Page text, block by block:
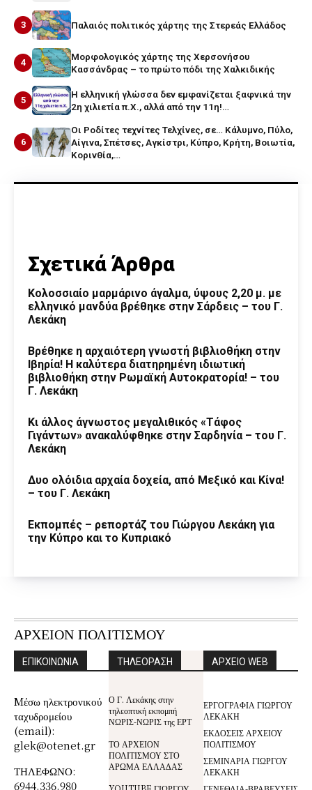
3 Παλαιός πολιτικός χάρτης της Στερεάς Ελλάδος
4
Μορφολογικός χάρτης της Χερσονήσου
Κασσάνδρας – το πρώτο πόδι της Χαλκιδικής
5
Η ελληνική γλώσσα δεν εμφανίζεται ξαφνικά την
2η χιλιετία π.Χ., αλλά από την 11η!…
6
Οι Ροδίτες τεχνίτες Τελχίνες, σε… Κάλυμνο, Πύλο,
Αίγινα, Σπέτσες, Αγκίστρι, Κύπρο, Κρήτη, Βοιωτία,
Κορινθία,…
Σχετικά Άρθρα
Κολοσσιαίο μαρμάρινο άγαλμα, ύψους 2,20 μ. με
ελληνικό μανδύα βρέθηκε στην Σάρδεις – του Γ.
Λεκάκη
Βρέθηκε η αρχαιότερη γνωστή βιβλιοθήκη στην
Ιβηρία! Η καλύτερα διατηρημένη ιδιωτική
βιβλιοθήκη στην Ρωμαϊκή Αυτοκρατορία! – του
Γ. Λεκάκη
Κι άλλος άγνωστος μεγαλιθικός «Τάφος
Γιγάντων» ανακαλύφθηκε στην Σαρδηνία – του Γ.
Λεκάκη
Δυο ολόιδια αρχαία δοχεία, από Μεξικό και Κίνα!
– του Γ. Λεκάκη
Εκπομπές – ρεπορτάζ του Γιώργου Λεκάκη για
την Κύπρο και το Κυπριακό
ΑΡΧΕΙΟΝ ΠΟΛΙΤΙΣΜΟΥ
ΕΠΙΚΟΙΝΩΝΙΑ
Mέσω ηλεκτρονικού
ταχυδρομείου
(email):
glek@otenet.gr
ΤΗΛΕΦΩΝΟ:
6944.336.980
ΤΗΛΕΟΡΑΣΗ
Ο Γ. Λεκάκης στην
τηλεοπτική εκπομπή
ΝΩΡΙΣ-ΝΩΡΙΣ της ΕΡΤ
ΤΟ ΑΡΧΕΙΟΝ
ΠΟΛΙΤΙΣΜΟΥ ΣΤΟ
ΑΡΩΜΑ ΕΛΛΑΔΑΣ
ΑΡΧΕΙΟ WEB
ΕΡΓΟΓΡΑΦΙΑ ΓΙΩΡΓΟΥ
ΛΕΚΑΚΗ
ΕΚΔΟΣΕΙΣ ΑΡΧΕΙΟΥ
ΠΟΛΙΤΙΣΜΟΥ
ΣΕΜΙΝΑΡΙΑ ΓΙΩΡΓΟΥ
ΛΕΚΑΚΗ